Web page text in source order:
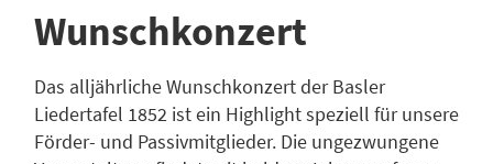
Wunschkonzert
Das alljährliche Wunschkonzert der Basler
Liedertafel 1852 ist ein Highlight speziell für unsere
Förder- und Passivmitglieder. Die ungezwungene